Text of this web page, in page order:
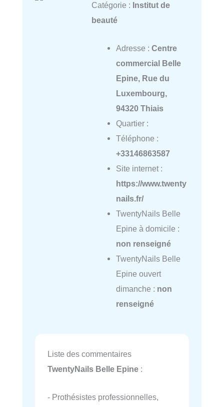
Catégorie : Institut de
beauté
Adresse : Centre
commercial Belle
Epine, Rue du
Luxembourg,
94320 Thiais
Quartier :
Téléphone :
+33146863587
Site internet :
https://www.twenty
nails.fr/
TwentyNails Belle
Epine à domicile :
non renseigné
TwentyNails Belle
Epine ouvert
dimanche : non
renseigné
Liste des commentaires
TwentyNails Belle Epine :
- Prothésistes professionnelles,